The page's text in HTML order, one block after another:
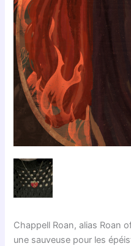
Chappell Roan, alias Roan
une sauveuse pour les